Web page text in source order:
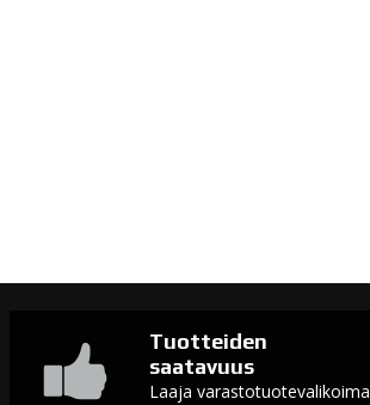
Tuotteiden
saatavuus
Laaja varastotuotevalikoima